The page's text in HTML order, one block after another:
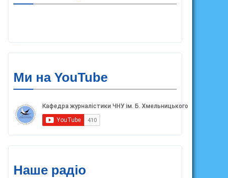
Ми на YouTube
Наше радіо